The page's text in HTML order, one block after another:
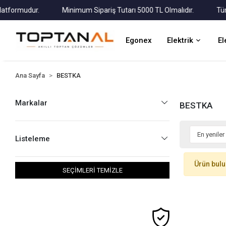
Minimum Sipariş Tutarı 5000 TL Olmalıdır. Tüm
Egonex Elektrik
Ana Sayfa BESTKA
Markalar
Listeleme
SEÇİMLERİ TEMİZLE
BESTKA
Ürün